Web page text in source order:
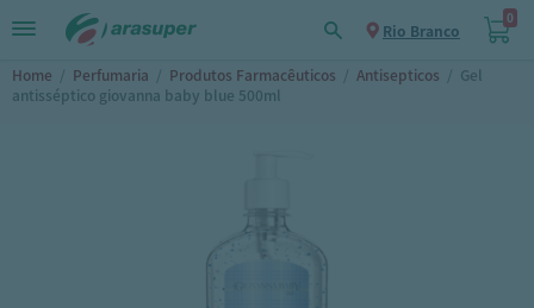
Rio Branco
0
Home / Perfumaria / Produtos Farmacêuticos / Antisepticos / Gel
antisséptico giovanna baby blue 500ml